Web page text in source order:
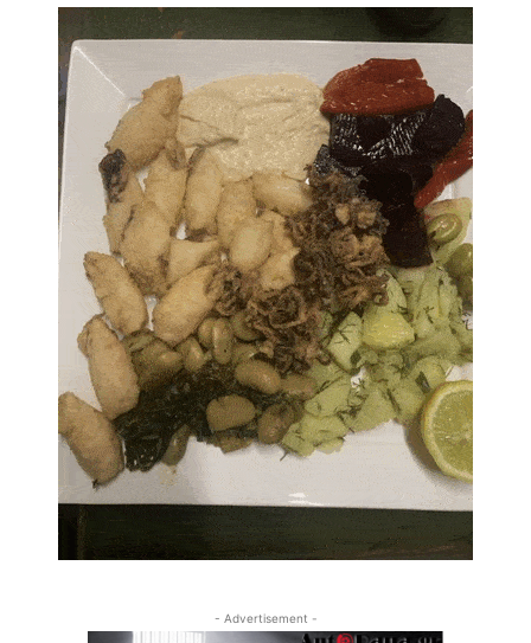
- Advertisement -